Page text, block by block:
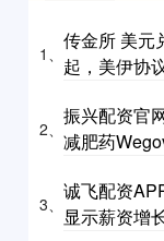
1、
传金所 美元
起，美伊协
2、
振兴配资官
减肥药
3、
诚飞配资
显示薪资增